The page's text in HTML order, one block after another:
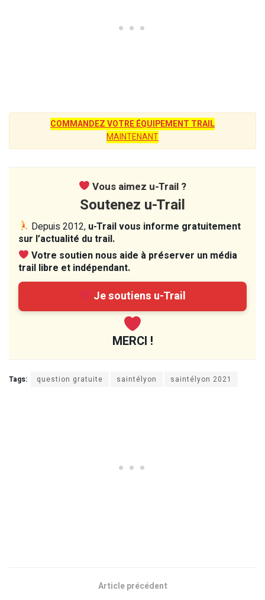
COMMANDEZ VOTRE ÉQUIPEMENT TRAIL
MAINTENANT
Vous aimez u-Trail ?
Soutenez u-Trail
Depuis 2012, u-Trail vous informe gratuitement
sur l’actualité du trail.
Votre soutien nous aide à préserver un média
trail libre et indépendant.
Je soutiens u-Trail
MERCI !
Tags: question gratuite saintélyon saintélyon 2021
Article précédent